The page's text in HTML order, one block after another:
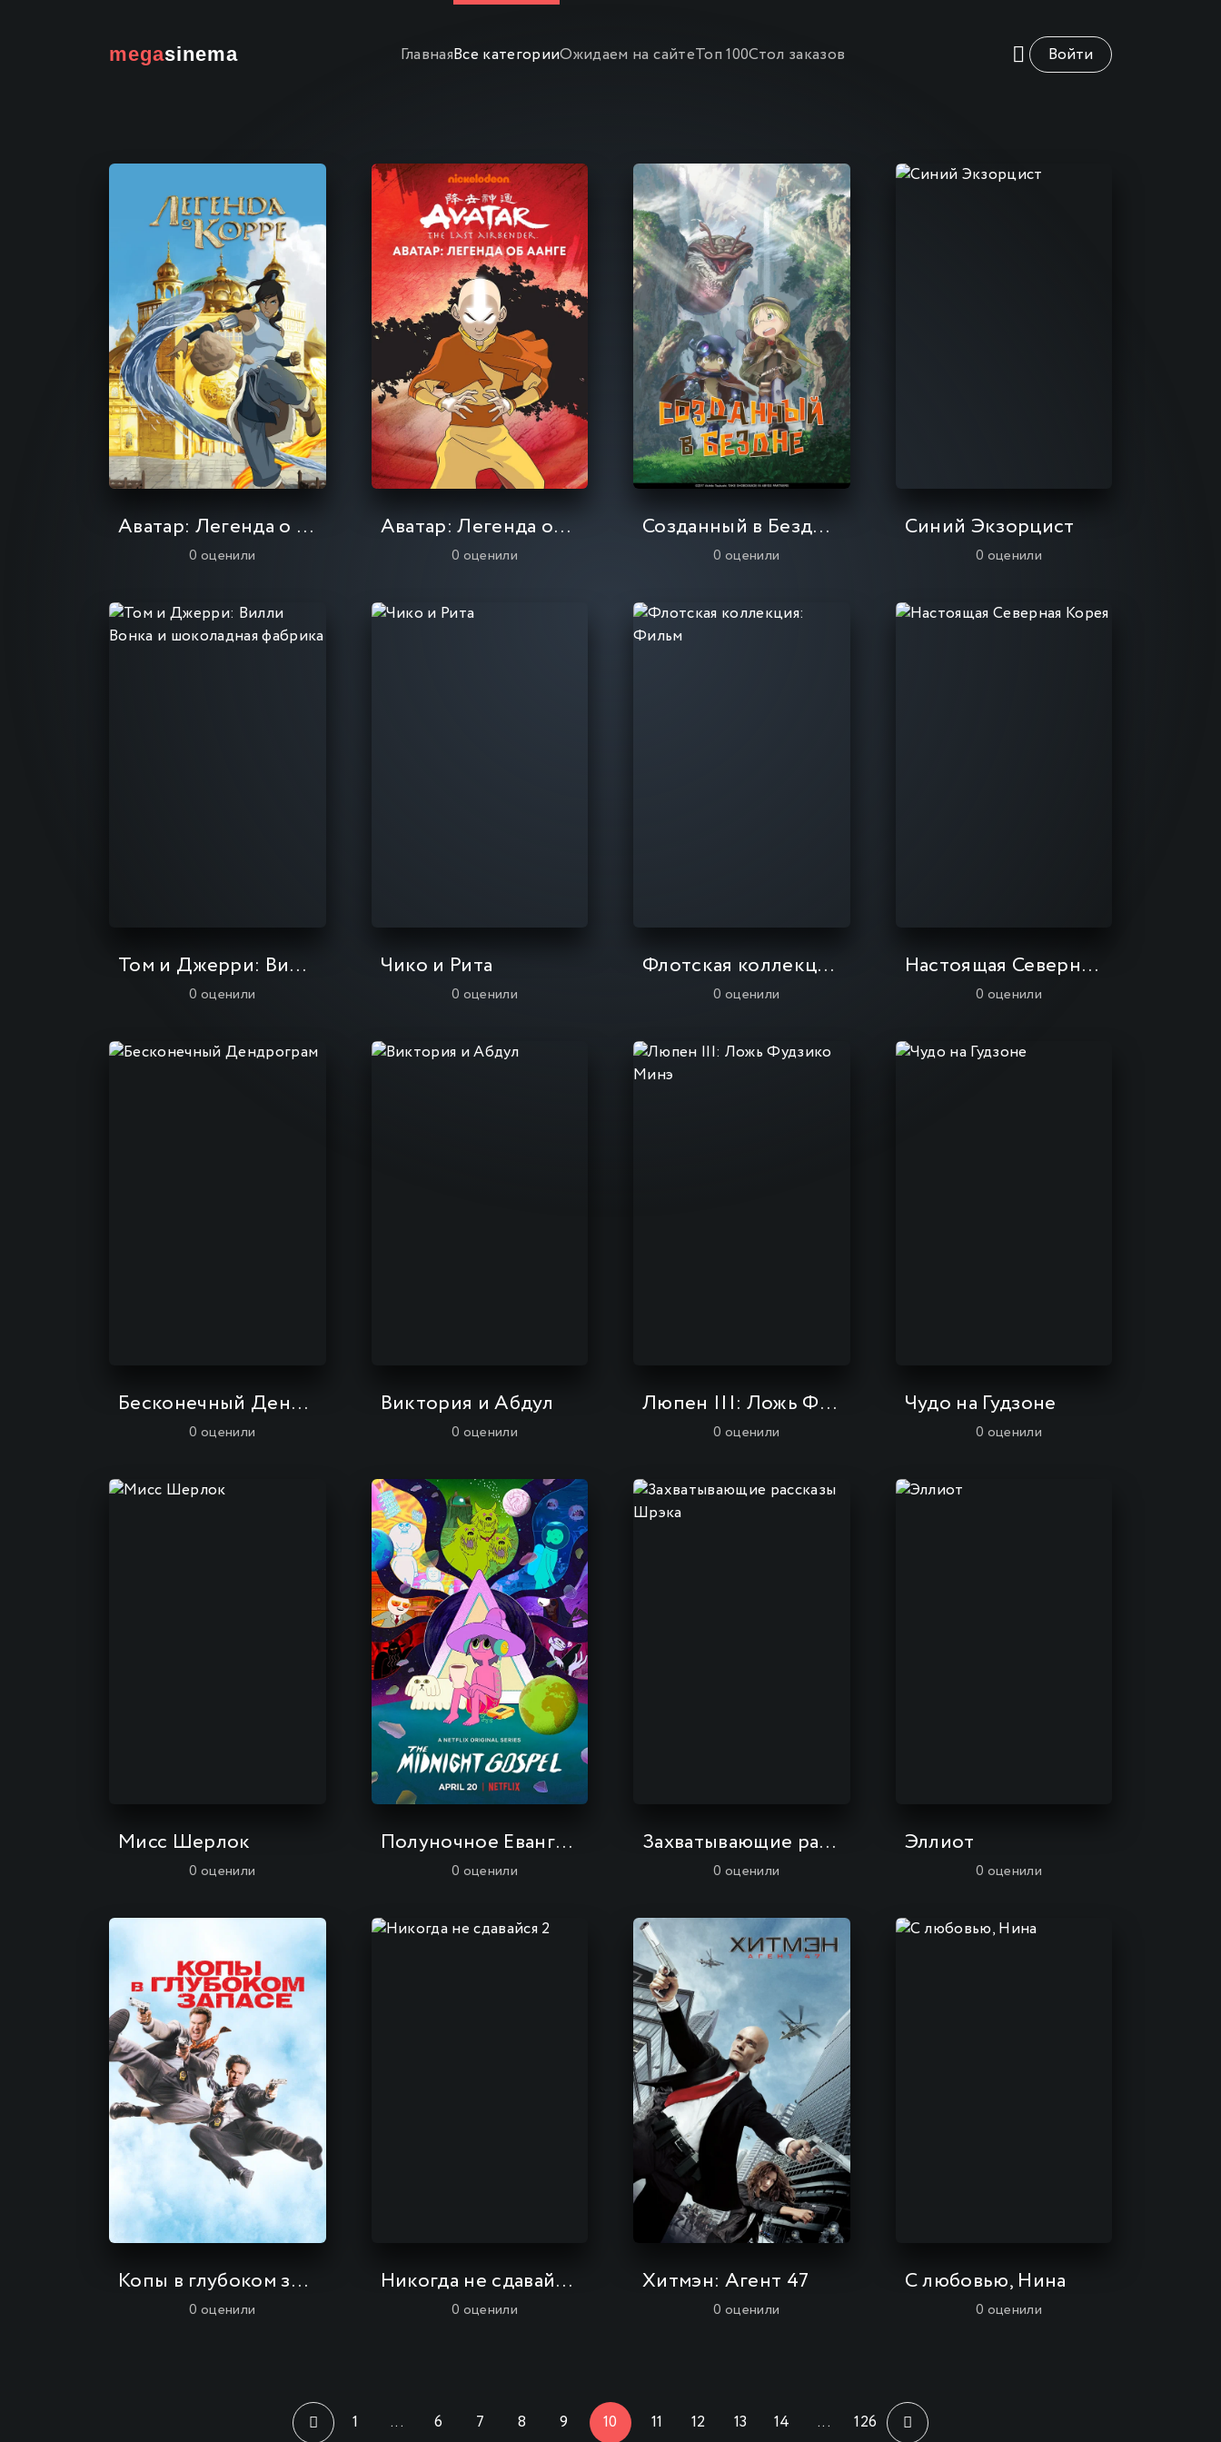
megasinema ГлавнаяВсе категорииОжидаем на сайтеТоп 100Стол заказов Войти
Аватар: Легенда о Корре
0 оценили
Аватар: Легенда об Аанге
0 оценили
Созданный в Бездне / Сделанный в Бездне
0 оценили
Синий Экзорцист
0 оценили
Том и Джерри: Вилли Вонка и шоколадная фабрика
0 оценили
Чико и Рита
0 оценили
Флотская коллекция: Фильм
0 оценили
Настоящая Северная Корея
0 оценили
Бесконечный Дендрограм
0 оценили
Виктория и Абдул
0 оценили
Люпен III: Ложь Фудзико Минэ
0 оценили
Чудо на Гудзоне
0 оценили
Мисс Шерлок
0 оценили
Полуночное Евангелие
0 оценили
Захватывающие рассказы Шрэка
0 оценили
Эллиот
0 оценили
Копы в глубоком запасе
0 оценили
Никогда не сдавайся 2
0 оценили
Хитмэн: Агент 47
0 оценили
C любовью, Нина
0 оценили
1 ... 6 7 8 9 10 11 12 13 14 ... 126